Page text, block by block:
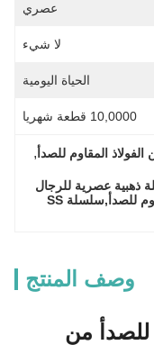
عصري
لا شيء
الحياة اليومية
10,0000 قطعة شهريا
المقاوم للصدأ ,
وصف المنتج
للصدأ من